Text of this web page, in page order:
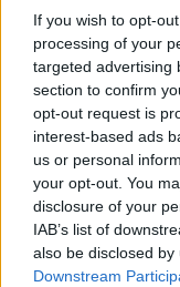
If you wish to opt-
processing of your
targeted advertising
section to confirm
opt-out request is
interest-based ads
us or personal
your opt-out. You
disclosure of your
IAB’s list of
also be disclosed
Downstream
Dita e nëntë e
në Divjakë,
teserat e PS-së dhe
kundërshtojnë
me Lushnjën
Zelensky